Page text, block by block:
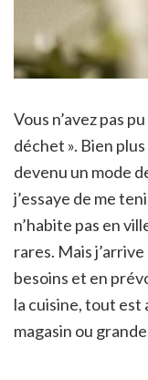
Vous n’avez pas
déchet ». Bien
devenu un mode
j’essaye de me
n’habite pas en
rares. Mais
besoins et en
la cuisine, tout est
magasin ou